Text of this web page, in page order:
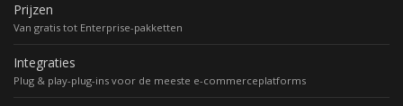
Prijzen
Van gratis tot Enterprise-pakketten
Integraties
Plug & play-plug-ins voor de meeste e-commerceplatforms